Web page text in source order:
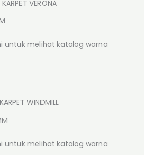
KARPET VERONA
untuk melihat katalog warna
KARPET WINDMILL
untuk melihat katalog warna